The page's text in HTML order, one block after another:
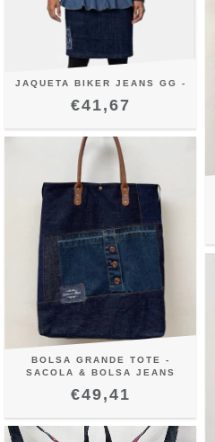
JAQUETA BIKER JEANS GG -
€41,67
BOLSA GRANDE TOTE -
SACOLA & BOLSA JEANS
€49,41